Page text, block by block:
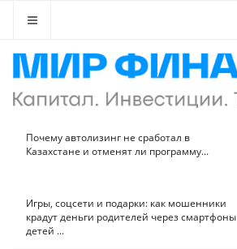
Почему автолизинг не сработал в
Казахстане и отменят ли программу...
Игры, соцсети и подарки: как мошенники
крадут деньги родителей через смартфоны
детей ...